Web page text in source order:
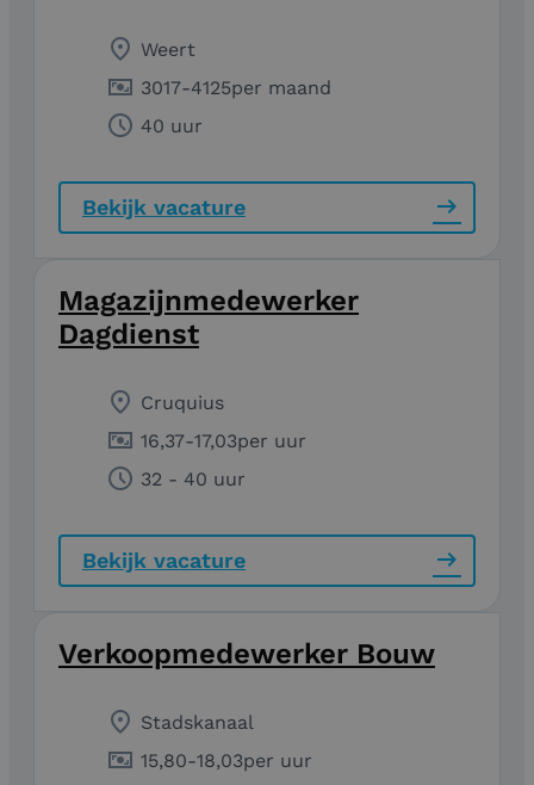
Weert
3017-4125per maand
40 uur
Bekijk vacature
Magazijnmedewerker
Dagdienst
Cruquius
16,37-17,03per uur
32 - 40 uur
Bekijk vacature
Verkoopmedewerker Bouw
Stadskanaal
15,80-18,03per uur